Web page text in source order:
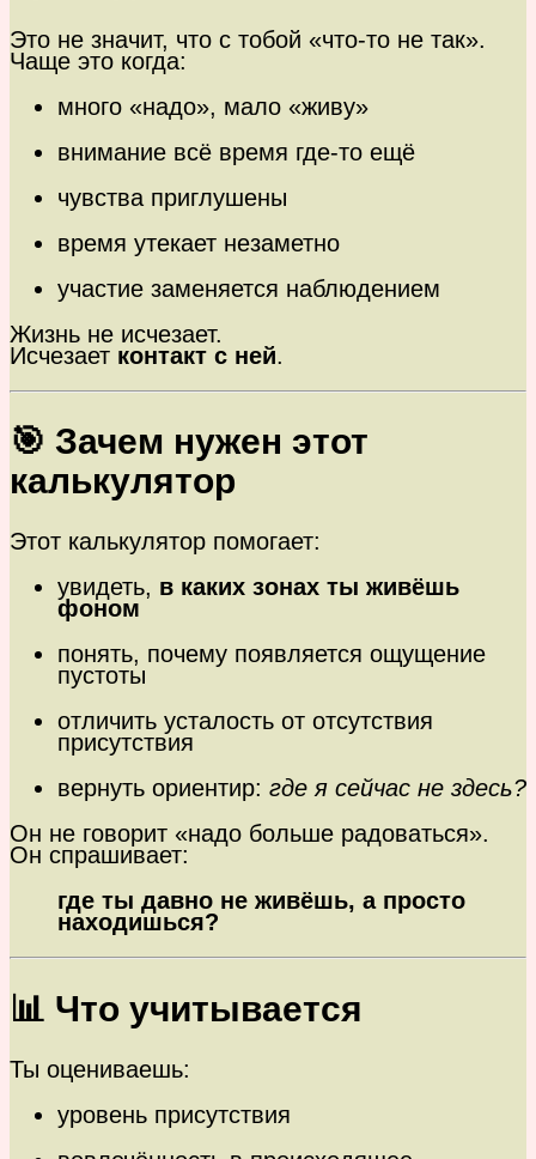
Это не значит, что с тобой «что-то не так».
Чаще это когда:
много «надо», мало «живу»
внимание всё время где-то ещё
чувства приглушены
время утекает незаметно
участие заменяется наблюдением
Жизнь не исчезает.
Исчезает контакт с ней.
🎯 Зачем нужен этот
калькулятор
Этот калькулятор помогает:
увидеть, в каких зонах ты живёшь
фоном
понять, почему появляется ощущение
пустоты
отличить усталость от отсутствия
присутствия
вернуть ориентир: где я сейчас не здесь?
Он не говорит «надо больше радоваться».
Он спрашивает:
где ты давно не живёшь, а просто
находишься?
📊 Что учитывается
Ты оцениваешь:
уровень присутствия